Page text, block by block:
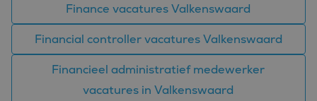
Finance vacatures Valkenswaard
Financial controller vacatures Valkenswaard
Financieel administratief medewerker
vacatures in Valkenswaard